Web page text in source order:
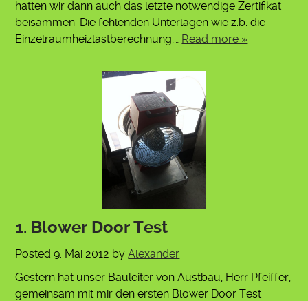
hatten wir dann auch das letzte notwendige Zertifikat
beisammen. Die fehlenden Unterlagen wie z.b. die
Einzelraumheizlastberechnung,… Read more »
1. Blower Door Test
Posted9. Mai 2012 byAlexander
Gestern hat unser Bauleiter von Austbau, Herr Pfeiffer,
gemeinsam mit mir den ersten Blower Door Test